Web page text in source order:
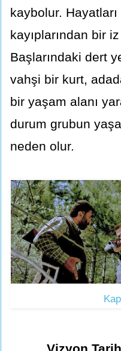
kaybolur.
kayıplarından bir
Başlarındaki dert
vahşi bir kurt,
bir yaşam alanı
durum grubun
neden olur.
Vizyon